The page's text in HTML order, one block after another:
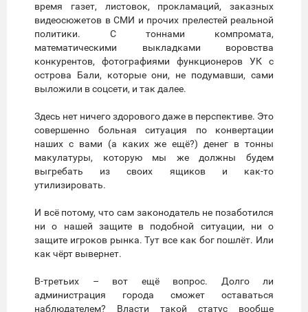
время газет, листовок, прокламаций, заказных
видеосюжетов в СМИ и прочих прелестей реальной
политики. С тоннами компромата,
математическими выкладками воровства
конкурентов, фотографиями функционеров УК с
острова Бали, которые они, не подумавши, сами
выложили в соцсети, и так далее.
Здесь нет ничего здорового даже в перспективе. Это
совершенно больная ситуация по конвертации
наших с вами (а каких же ещё?) денег в тонны
макулатуры, которую мы же должны будем
выгребать из своих ящиков и как-то
утилизировать.
И всё потому, что сам законодатель не позаботился
ни о нашей защите в подобной ситуации, ни о
защите игроков рынка. Тут все как бог пошлёт. Или
как чёрт вывернет.
В-третьих – вот ещё вопрос. Долго ли
администрация города сможет оставаться
наблюдателем? Власти такой статус вообще